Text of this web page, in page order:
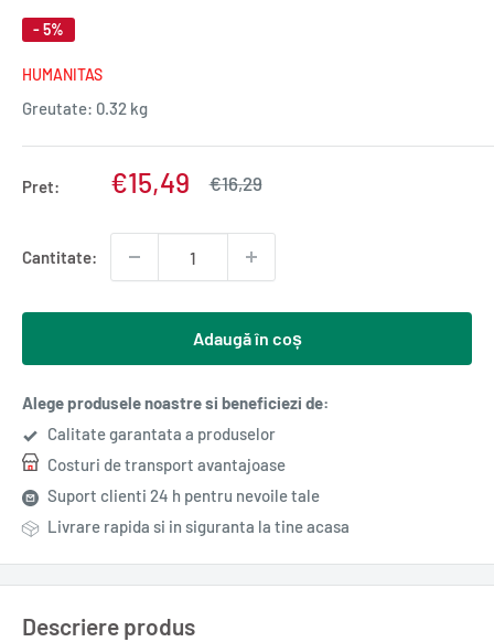
- 5%
HUMANITAS
Greutate: 0.32 kg
Pret:
Pret
€15,49
Pret
€16,29
Cantitate:
Adaugă în coș
Alege produsele noastre si beneficiezi de:
Calitate garantata a produselor
Costuri de transport avantajoase
Suport clienti 24 h pentru nevoile tale
Livrare rapida si in siguranta la tine acasa
Descriere produs